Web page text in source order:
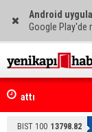
Android
Google Play'de
Telefonla arayıp
akılalmaz tuzak
BIST 100 13798.82